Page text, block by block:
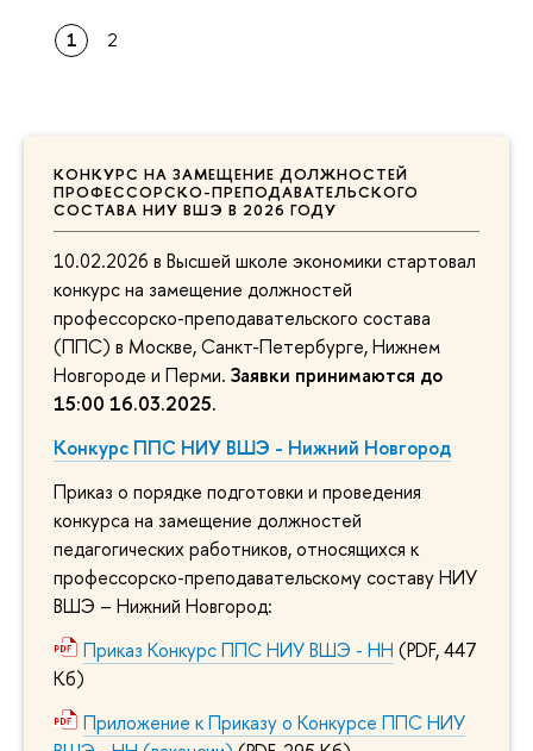
КОНКУРС НА ЗАМЕЩЕНИЕ ДОЛЖНОСТЕЙ
ПРОФЕССОРСКО-ПРЕПОДАВАТЕЛЬСКОГО
СОСТАВА НИУ ВШЭ В 2026 ГОДУ
10.02.2026 в Высшей школе экономики стартовал
конкурс на замещение должностей
профессорско-преподавательского состава
(ППС) в Москве, Санкт-Петербурге, Нижнем
Новгороде и Перми. Заявки принимаются до
15:00 16.03.2025.
Конкурс ППС НИУ ВШЭ - Нижний Новгород
Приказ о порядке подготовки и проведения
конкурса на замещение должностей
педагогических работников, относящихся к
профессорско-преподавательскому составу НИУ
ВШЭ – Нижний Новгород:
Приказ Конкурс ППС НИУ ВШЭ - НН (PDF, 447
Кб)
Приложение к Приказу о Конкурсе ППС НИУ
1 2